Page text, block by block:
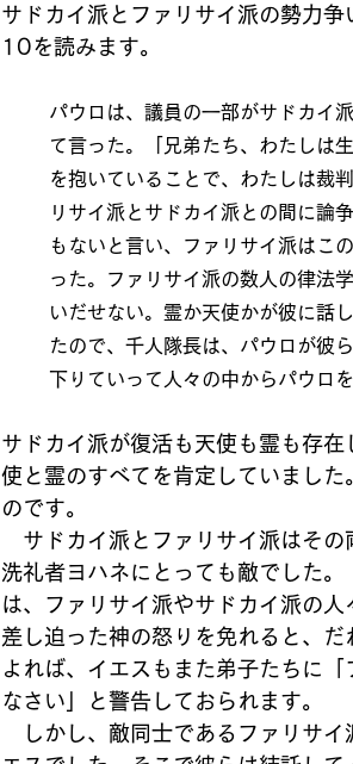
サドカイ派とファリサイ派の勢力
10を読みます。
パウロは、議員の一部がサドカイ
て言った。「兄弟たち、わたしは
を抱いていることで、わたしは裁
リサイ派とサドカイ派との間に論
もないと言い、ファリサイ派はこ
った。ファリサイ派の数人の律法
いだせない。霊か天使かが彼に話
たので、千人隊長は、パウロが彼
下りていって人々の中からパウロ
サドカイ派が復活も天使も霊も存
使と霊のすべてを肯定していまし
のです。
サドカイ派とファリサイ派はその
洗礼者ヨハネにとっても敵でした
は、ファリサイ派やサドカイ派の
差し迫った神の怒りを免れると、
よれば、イエスもまた弟子たちに
なさい」と警告しておられます。
しかし、敵同士であるファリサイ